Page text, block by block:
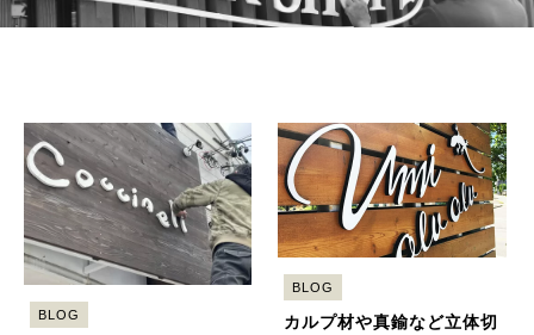
BLOG
BLOG
カルプ材や真鍮など立体切